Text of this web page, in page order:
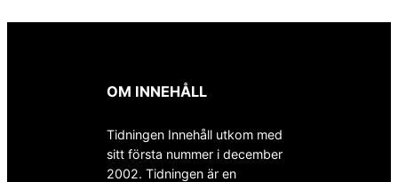
OM INNEHÅLL
Tidningen Innehåll utkom med
sitt första nummer i december
2002. Tidningen är en